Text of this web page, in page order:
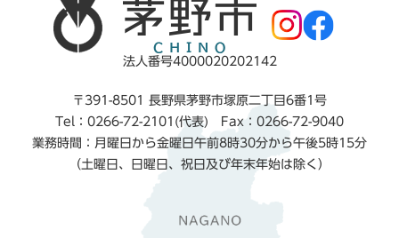
法人番号4000020202142
〒391-8501 長野県茅野市塚原二丁目6番1号
Tel：0266-72-2101(代表) Fax：0266-72-9040
業務時間：月曜日から金曜日午前8時30分から午後5時15分
（土曜日、日曜日、祝日及び年末年始は除く）